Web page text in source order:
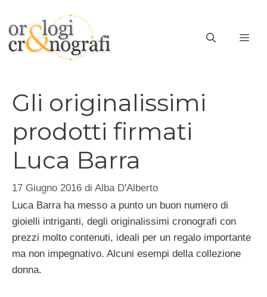
contenuto
Gli originalissimi
prodotti firmati
Luca Barra
17 Giugno 2016 di Alba D'Alberto
Luca Barra ha messo a punto un buon numero di
gioielli intriganti, degli originalissimi cronografi con
prezzi molto contenuti, ideali per un regalo importante
ma non impegnativo. Alcuni esempi della collezione
donna.